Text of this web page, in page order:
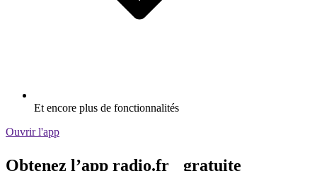
Et encore plus de fonctionnalités
Ouvrir l'app
Obtenez l’app radio.fr gratuite